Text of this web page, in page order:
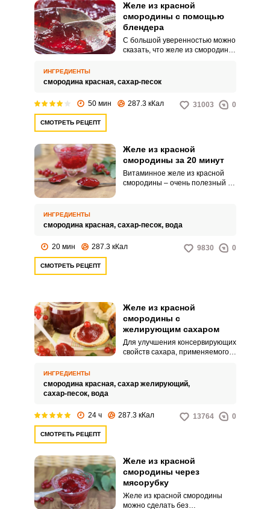
Желе из красной
смородины с помощью
блендера
С большой уверенностью можно
сказать, что желе из смородины
заботится о собственном
домочадцев. Ведь его можно
употреблять как
содержанием большого
количества витамина С, а также
калия, железа, клетчатки и
пектина, которые
благоприятным образом
ИНГРЕДИЕНТЫ
смородина красная, сахар-песок
50 мин 287.3 кКал 31003 0
СМОТРЕТЬ РЕЦЕПТ
Желе из красной
смородины за 20 минут
Витаминное желе из красной
смородины – очень полезный и
предлагаем вам простой и
быстрый рецепт приготовления
зиму.
ИНГРЕДИЕНТЫ
смородина красная, сахар-песок, вода
20 мин 287.3 кКал 9830 0
СМОТРЕТЬ РЕЦЕПТ
Желе из красной
смородины с
желирующим сахаром
Для улучшения консервирующих
свойств сахара, применяемого
иногда добавляют такие
сахар позволяет приготовить
любое варенье очень быстро и
обычный сахар.
ИНГРЕДИЕНТЫ
смородина красная, сахар желирующий,
сахар-песок, вода
24 ч 287.3 кКал 13764 0
СМОТРЕТЬ РЕЦЕПТ
Желе из красной
смородины через
мясорубку
Желе из красной смородины
можно сделать без
ВХОД НА САЙТ
Войдите
с помощью социальных сетей:
или